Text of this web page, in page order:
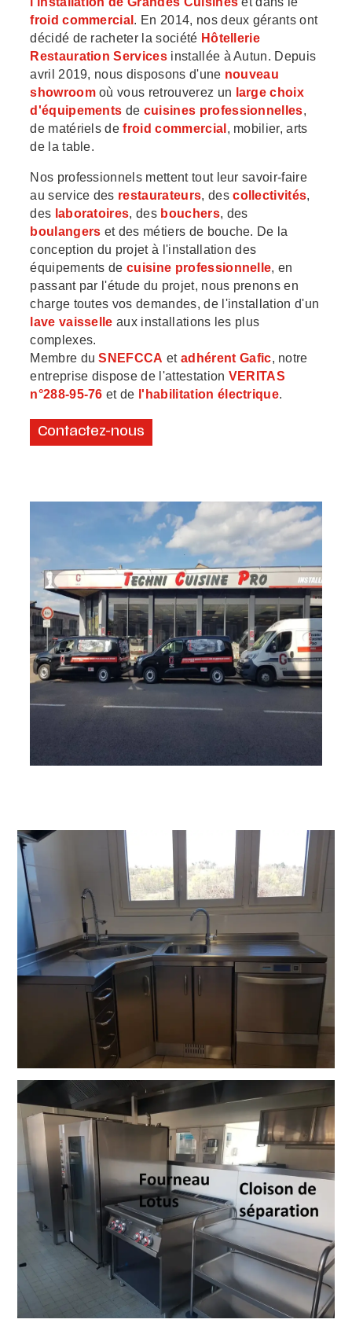
froid commercial . En 2014, nos deux gérants ont
décidé de racheter la société Hôtellerie
Restauration Services installée à Autun. Depuis
avril 2019, nous disposons d'une nouveau
showroomoù vous retrouverez un large choix
d'équipements de cuisines professionnelles,
de matériels defroid commercial , mobilier, arts
de la table.
Nos professionnels mettent tout leur savoir-faire
au service des restaurateurs, descollectivités,
des laboratoires, des bouchers, des
boulangers et des métiers de bouche. De la
conception du projet à l'installation des
équipements decuisine professionnelle, en
passant par l'étude du projet, nous prenons en
charge toutes vos demandes, de l'installation d'un
lave vaisselle aux installations les plus
complexes.
Membre duSNEFCCA etadhérent Gafic, notre
entreprise dispose de l'attestation VERITAS
n°288-95-76 et de l'habilitation électrique.
Contactez-nous